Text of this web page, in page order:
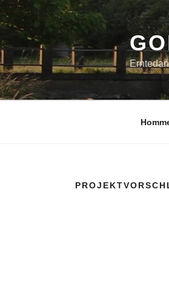
Zum
Inhalt
springen